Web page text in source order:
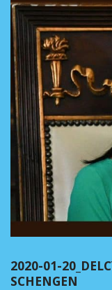
2020-01-
SCHENGEN